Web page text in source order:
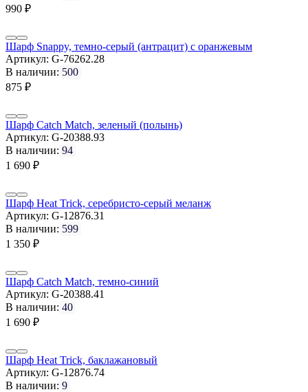
990 ₽
Шарф Snappy, темно-серый (антрацит) с оранжевым
Артикул: G-76262.28
В наличии: 500
875 ₽
Шарф Catch Match, зеленый (полынь)
Артикул: G-20388.93
В наличии: 94
1 690 ₽
Шарф Heat Trick, серебристо-серый меланж
Артикул: G-12876.31
В наличии: 599
1 350 ₽
Шарф Catch Match, темно-синий
Артикул: G-20388.41
В наличии: 40
1 690 ₽
Шарф Heat Trick, баклажановый
Артикул: G-12876.74
В наличии: 9